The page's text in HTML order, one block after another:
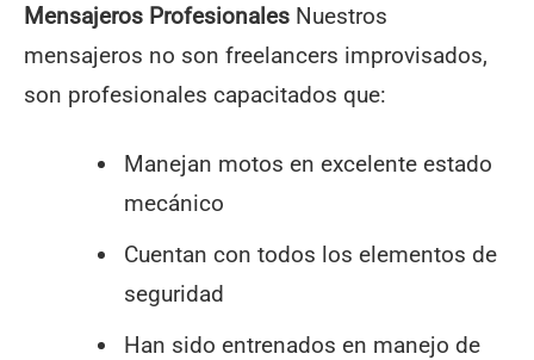
Mensajeros Profesionales Nuestros
mensajeros no son freelancers improvisados,
son profesionales capacitados que:
Manejan motos en excelente estado
mecánico
Cuentan con todos los elementos de
seguridad
Han sido entrenados en manejo de